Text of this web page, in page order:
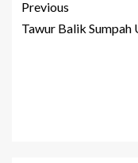
Previous
Tawur Balik Sumpah